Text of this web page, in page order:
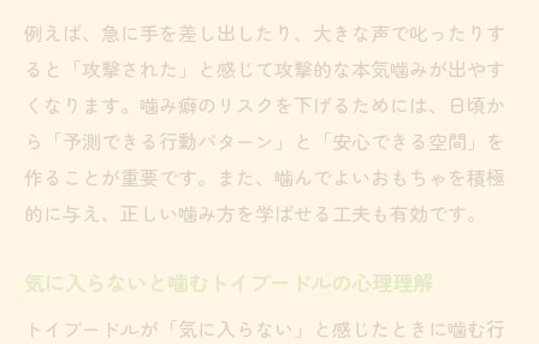
例えば、急に手を差し出したり、大きな声で叱ったりす
ると「攻撃された」と感じて攻撃的な本気噛みが出やす
くなります。噛み癖のリスクを下げるためには、日頃か
ら「予測できる行動パターン」と「安心できる空間」を
作ることが重要です。また、噛んでよいおもちゃを積極
的に与え、正しい噛み方を学ばせる工夫も有効です。
気に入らないと噛むトイプードルの心理理解
トイプードルが「気に入らない」と感じたときに噛む行